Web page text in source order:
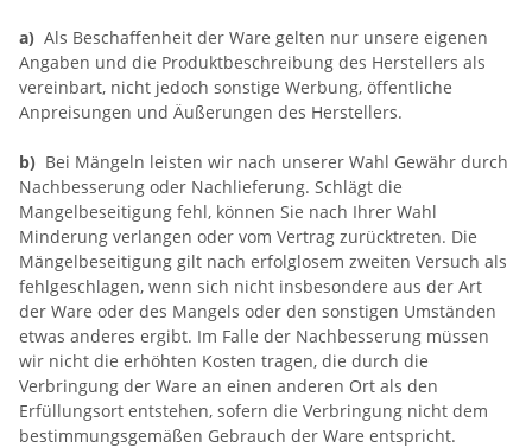
a) Als Beschaffenheit der Ware gelten nur unsere eigenen
Angaben und die Produktbeschreibung des Herstellers als
vereinbart, nicht jedoch sonstige Werbung, öffentliche
Anpreisungen und Äußerungen des Herstellers.
b) Bei Mängeln leisten wir nach unserer Wahl Gewähr durch
Nachbesserung oder Nachlieferung. Schlägt die
Mangelbeseitigung fehl, können Sie nach Ihrer Wahl
Minderung verlangen oder vom Vertrag zurücktreten. Die
Mängelbeseitigung gilt nach erfolglosem zweiten Versuch als
fehlgeschlagen, wenn sich nicht insbesondere aus der Art
der Ware oder des Mangels oder den sonstigen Umständen
etwas anderes ergibt. Im Falle der Nachbesserung müssen
wir nicht die erhöhten Kosten tragen, die durch die
Verbringung der Ware an einen anderen Ort als den
Erfüllungsort entstehen, sofern die Verbringung nicht dem
bestimmungsgemäßen Gebrauch der Ware entspricht.